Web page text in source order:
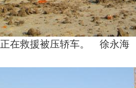
正在救援被压轿车。 徐永